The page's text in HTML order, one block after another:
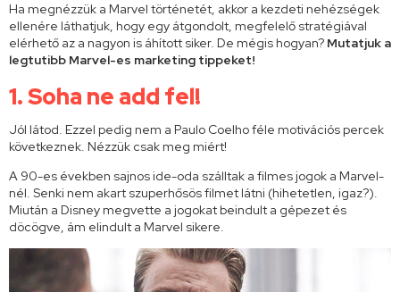
Ha megnézzük a Marvel történetét, akkor a kezdeti nehézségek
ellenére láthatjuk, hogy egy átgondolt, megfelelő stratégiával
elérhető az a nagyon is áhított siker. De mégis hogyan? Mutatjuk a
legtutibb Marvel-es marketing tippeket!
1. Soha ne add fel!
Jól látod. Ezzel pedig nem a Paulo Coelho féle motivációs percek
következnek. Nézzük csak meg miért!
A 90-es években sajnos ide-oda szálltak a filmes jogok a Marvel-
nél. Senki nem akart szuperhősös filmet látni (hihetetlen, igaz?).
Miután a Disney megvette a jogokat beindult a gépezet és
döcögve, ám elindult a Marvel sikere.